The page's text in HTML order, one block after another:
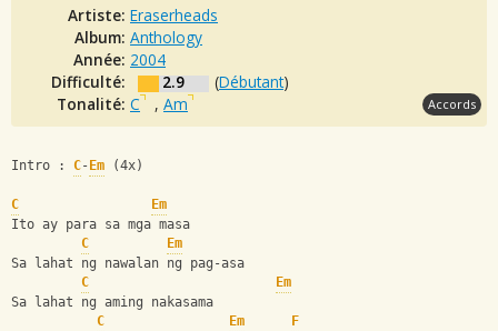
Artiste: Eraserheads
Album: Anthology
Année: 2004
Difficulté:
2.9 (Débutant)
Tonalité: C , Am Accords
Intro : C- Em (4x)
C
Em
Ito ay para sa mga masa
C
Em
Sa lahat ng nawalan ng pag-asa
C
Em
Sa lahat ng aming nakasama
C
Em
F